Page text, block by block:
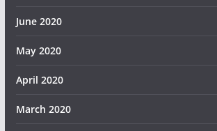
June 2020
May 2020
April 2020
March 2020